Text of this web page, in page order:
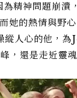
神問題崩潰
她的熱情與野
人心的他，
，還是走近靈魂